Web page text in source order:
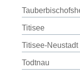
Titisee
Titisee-Neustadt
Todtnau